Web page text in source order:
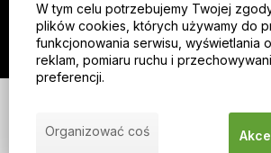
Nasz Instagram
W tym celu potrzebujemy Twojej
plików cookies, których używamy do
funkcjonowania serwisu, wyświetlania
reklam, pomiaru ruchu i
preferencji.
Organizować coś